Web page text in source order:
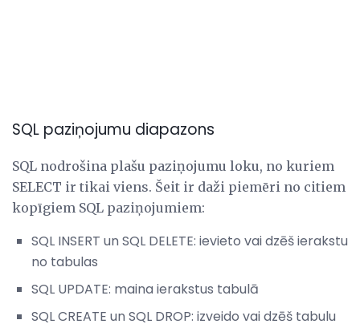
SQL paziņojumu diapazons
SQL nodrošina plašu paziņojumu loku, no kuriem
SELECT ir tikai viens. Šeit ir daži piemēri no citiem
kopīgiem SQL paziņojumiem:
SQL INSERT un SQL DELETE: ievieto vai dzēš ierakstu
no tabulas
SQL UPDATE: maina ierakstus tabulā
SQL CREATE un SQL DROP: izveido vai dzēš tabulu